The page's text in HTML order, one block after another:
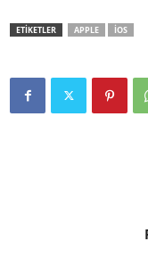
ETİKETLER APPLE IOS